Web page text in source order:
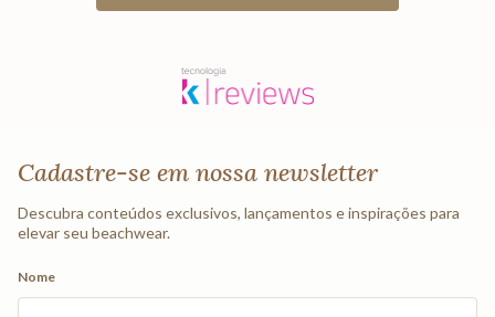
Cadastre-se em nossa newsletter
Descubra conteúdos exclusivos, lançamentos e inspirações para
elevar seu beachwear.
Nome